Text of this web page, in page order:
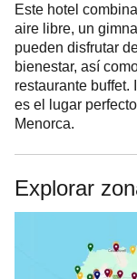
Este hotel
aire libre, un
pueden disfrutar
bienestar, así
restaurante buffet.
es el lugar
Menorca.
Explorar